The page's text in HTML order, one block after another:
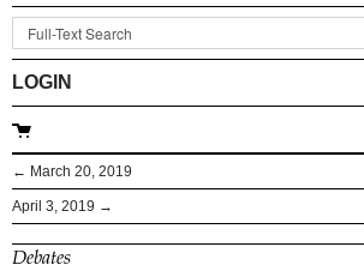
LOGIN
← March 20, 2019
April 3, 2019 →
Debates